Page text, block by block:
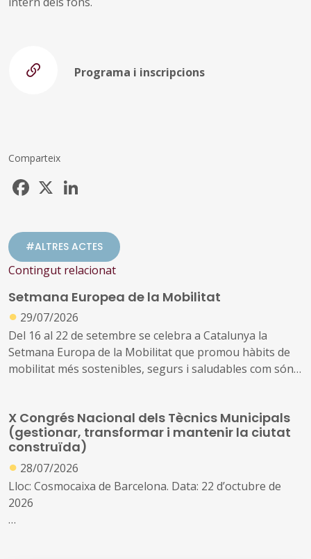
Programa i inscripcions
Comparteix
Facebook
#ALTRES ACTES
Contingut relacionat
Setmana Europea de la Mobilitat
● 29/07/2026
Del 16 al 22 de setembre se celebra a Catalunya la
Setmana Europa de la Mobilitat que promou hàbits de
mobilitat més sostenibles, segurs i saludables com són
canvis possibles en l’ús de l’espai públic, millorar la
qualitat de l’aire i la reducció de la contaminació
X Congrés Nacional dels Tècnics Municipals
(gestionar, transformar i mantenir la ciutat
construïda)
● 28/07/2026
Lloc: Cosmocaixa de Barcelona. Data: 22 d’octubre de
2026